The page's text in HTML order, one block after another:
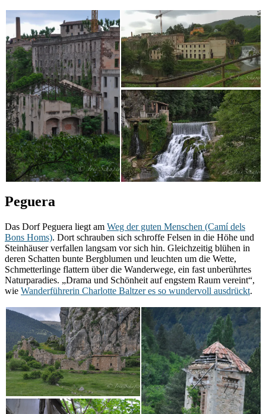
Peguera
Das Dorf Peguera liegt am Weg der guten Menschen (Camí dels
Bons Homs). Dort schrauben sich schroffe Felsen in die Höhe und
Steinhäuser verfallen langsam vor sich hin. Gleichzeitig blühen in
deren Schatten bunte Bergblumen und leuchten um die Wette,
Schmetterlinge flattern über die Wanderwege, ein fast unberührtes
Naturparadies. „Drama und Schönheit auf engstem Raum vereint“,
wie Wanderführerin Charlotte Baltzer es so wundervoll ausdrückt.